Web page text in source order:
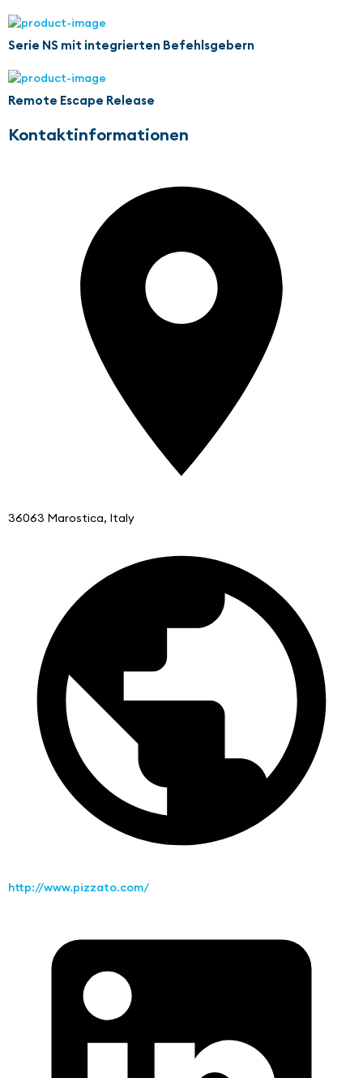
Serie NS mit integrierten Befehlsgebern
Remote Escape Release
Kontaktinformationen
36063 Marostica, Italy
http://www.pizzato.com/